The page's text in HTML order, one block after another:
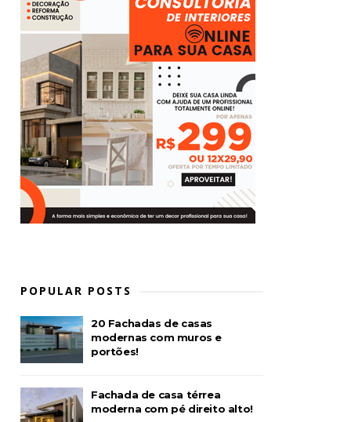
POPULAR POSTS
20 Fachadas de casas
modernas com muros e
portões!
Fachada de casa térrea
moderna com pé direito alto!